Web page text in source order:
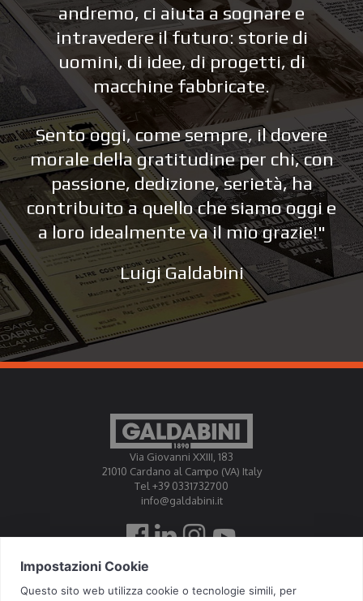
andremo, ci aiuta a sognare e
intravedere il futuro: storie di
uomini, di idee, di progetti, di
macchine fabbricate.
Sento oggi, come sempre, il dovere
morale della gratitudine per chi, con
passione, dedizione, serietà, ha
contribuito a quello che siamo oggi e
a loro idealmente va il mio grazie!"
Luigi Galdabini
Via Giovanni XXIII, 183
21010 Cardano al Campo (VA) Italy
Tel +39 0331732700
info@galdabini.it
Galdabini is accredited Official Calibration Centre EA, IAF, ILAC